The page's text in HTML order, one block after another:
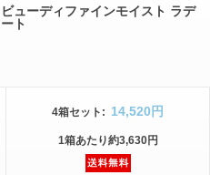
ューディファインモイスト ラデ
ト
4箱セット : 14,520円
1箱あたり約3,630円